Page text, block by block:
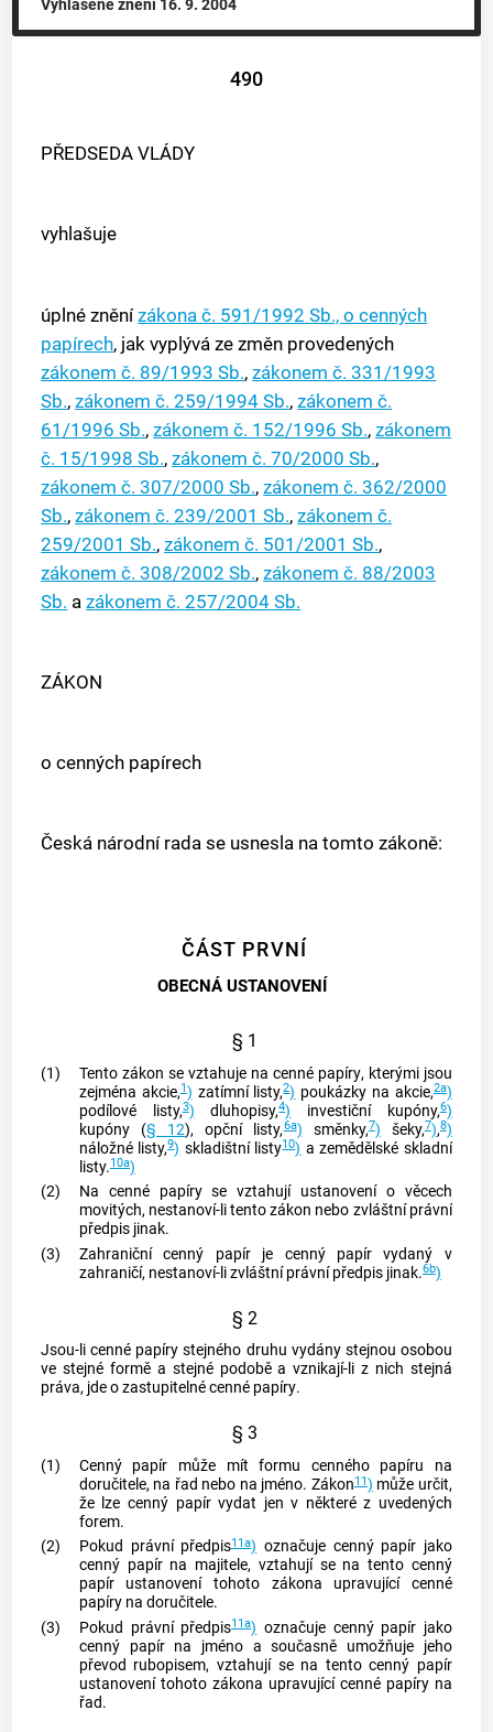
Vyhlášené znění16. 9. 2004
490
PŘEDSEDA VLÁDY
vyhlašuje
úplné zněnízákona č. 591/1992 Sb., o cenných
papírech, jak vyplývá ze změn provedených
zákonem č. 89/1993 Sb.,zákonem č. 331/1993
Sb.,zákonem č. 259/1994 Sb.,zákonem č.
61/1996 Sb.,zákonem č. 152/1996 Sb.,zákonem
č. 15/1998 Sb.,zákonem č. 70/2000 Sb.,
zákonem č. 307/2000 Sb.,zákonem č. 362/2000
Sb.,zákonem č. 239/2001 Sb.,zákonem č.
259/2001 Sb.,zákonem č. 501/2001 Sb.,
zákonem č. 308/2002 Sb.,zákonem č. 88/2003
Sb. azákonem č. 257/2004 Sb.
ZÁKON
o cenných papírech
Česká národní rada se usnesla na tomto zákoně:
ČÁST PRVNÍ
OBECNÁ USTANOVENÍ
§ 1
(1) Tento zákon se vztahuje na cenné papíry, kterými jsou
zejména akcie,1) zatímní listy,2) poukázky na akcie,2a)
podílové listy,3) dluhopisy,4) investiční kupóny,6)
kupóny (§ 12), opční listy,6a) směnky,7) šeky,7),8)
náložné listy,9) skladištní listy10) a zemědělské skladní
listy.10a)
(2)
Na cenné papíryse vztahují ustanovení o věcech
movitých, nestanoví-li tento zákon nebo zvláštní právní
předpis jinak.
(3)
Zahraničnícenný papírje cenný papírvydaný v
zahraničí, nestanoví-li zvláštní právní předpis jinak.6b)
§ 2
Jsou-licenné papíry stejného druhu vydány stejnou osobou
ve stejné formě a stejné podobě a vznikají-li z nich stejná
práva, jde o zastupitelnécenné papíry.
§ 3
(1) Cenný papír může mít formu cenného papíru na
doručitele, na řad nebo na jméno. Zákon11) může určit,
že lze cenný papírvydat jen v některé z uvedených
forem.
(2)
Pokud právní předpis11a) označuje cenný papír jako
cenný papírna majitele, vztahují se na tento cenný
papírustanovení tohoto zákona upravující cenné
papíryna doručitele.
(3)
Pokud právní předpis11a) označuje cenný papír jako
cenný papírna jméno a současně umožňuje jeho
převod rubopisem, vztahují se na tentocenný papír
ustanovení tohoto zákona upravující cenné papíryna
řad.